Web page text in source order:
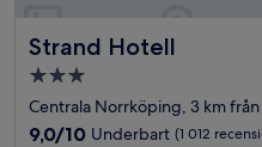
Strand Hotell
Strand Hotell
3.0-
stjärnigt
boende
Centrala Norrköping, 3 km
9.0
9,0/10 Underbart (1 012